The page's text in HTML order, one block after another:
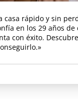
casa rápido y sin
en los 29 años
con éxito.